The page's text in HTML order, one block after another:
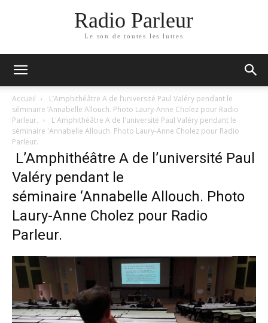
Radio Parleur
Le son de toutes les luttes
Accueil
L’Amphithéâtre A de l’université Paul Valéry pendant le
séminaire ‘Annabelle Allouch. Photo Laury-Anne Cholez pour Radio
Parleur.
L'Amphithéâtre A de l'université Paul Valéry pendant le
séminaire 'Annabelle Allouch. Photo Laury-Anne Cholez pour Radio
Parleur.
L’Amphithéâtre A de l’université Paul
Valéry pendant le
séminaire ‘Annabelle Allouch. Photo
Laury-Anne Cholez pour Radio
Parleur.